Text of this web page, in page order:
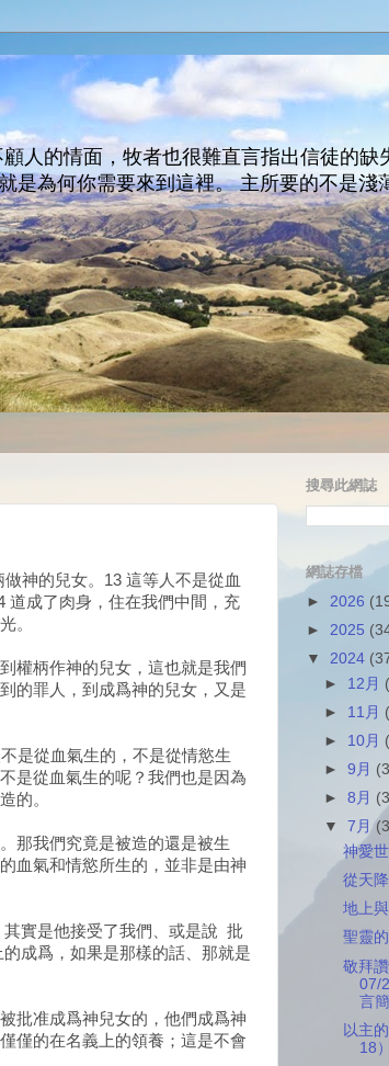
人的情面，牧者也很難直言指出信徒的
是為何你需要來到這裡。 主所要的不是
神的兒女。13 這等人不是從血
道成了肉身，住在我們中間，充
。
權柄作神的兒女，這也就是我們
的罪人，到成爲神的兒女，又是
是從血氣生的，不是從情慾生
是從血氣生的呢？我們也是因為
的。
那我們究竟是被造的還是被生
血氣和情慾所生的，並非是由神
實是他接受了我們、或是說 批
成爲，如果是那樣的話、那就是
批准成爲神兒女的，他們成爲神
僅的在名義上的領養；這是不會
搜尋此網誌
網誌存檔
► 2026
► 2025
▼ 2024
► 12月
► 11月
► 10月
►9月
►8月
▼7月
神愛
從天
地上
聖靈
敬拜
07/
言
以主
18）